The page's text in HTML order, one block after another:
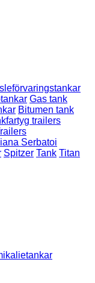
Gas tank
Bitumen tank
trailers
Serbatoi
Spitzer Tank Titan